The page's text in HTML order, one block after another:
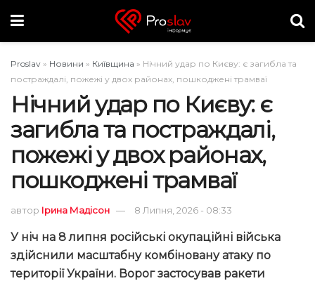
Proslav » Новини » Київщина » Нічний удар по Києву: є загибла та
постраждалі, пожежі у двох районах, пошкоджені трамваї
Нічний удар по Києву: є
загибла та постраждалі,
пожежі у двох районах,
пошкоджені трамваї
автор Ірина Мадісон 8 Липня, 2026 - 08:33
У ніч на 8 липня російські окупаційні війська
здійснили масштабну комбіновану атаку по
території України. Ворог застосував ракети